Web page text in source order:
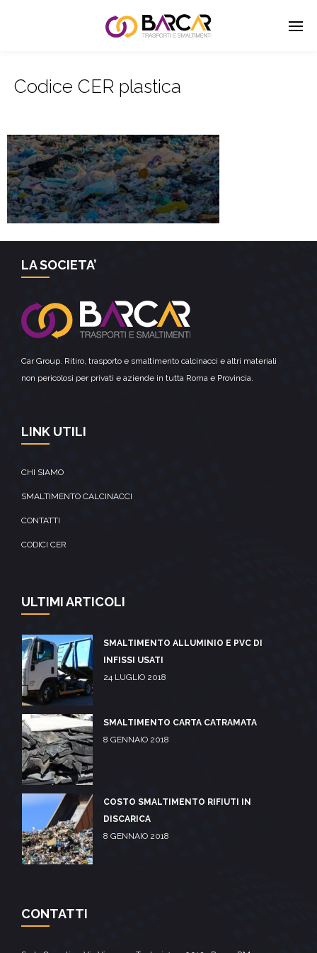
Codice CER plastica
LA SOCIETA’
Car Group. Ritiro, trasporto e smaltimento calcinacci e altri materiali
non pericolosi per privati e aziende in tutta Roma e Provincia.
LINK UTILI
CHI SIAMO
SMALTIMENTO CALCINACCI
CONTATTI
CODICI CER
ULTIMI ARTICOLI
SMALTIMENTO ALLUMINIO E PVC DI
INFISSI USATI
24 LUGLIO 2018
SMALTIMENTO CARTA CATRAMATA
8 GENNAIO 2018
COSTO SMALTIMENTO RIFIUTI IN
DISCARICA
8 GENNAIO 2018
CONTATTI